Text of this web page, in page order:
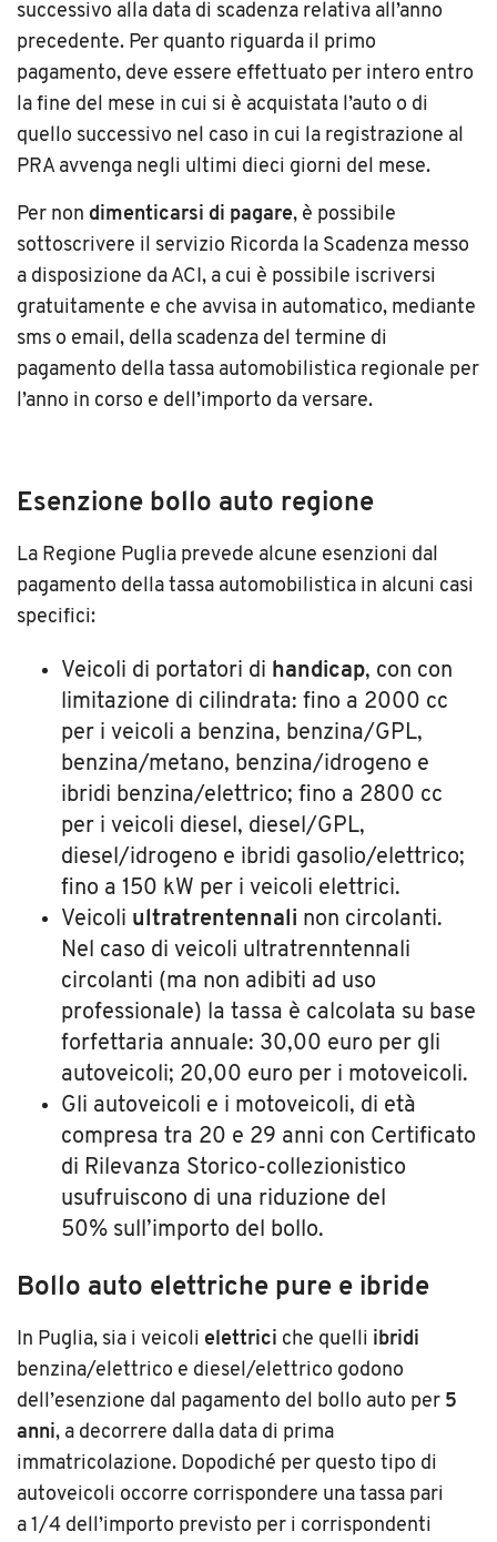
successivo alla data di scadenza relativa all’anno
precedente. Per quanto riguarda il primo
pagamento, deve essere effettuato per intero entro
la fine del mese in cui si è acquistata l’auto o di
quello successivo nel caso in cui la registrazione al
PRA avvenga negli ultimi dieci giorni del mese.
Per non dimenticarsi di pagare, è possibile
sottoscrivere il servizio Ricorda la Scadenza messo
a disposizione da ACI, a cui è possibile iscriversi
gratuitamente e che avvisa in automatico, mediante
sms o email, della scadenza del termine di
pagamento della tassa automobilistica regionale per
l’anno in corso e dell’importo da versare.
Esenzione bollo auto regione
La Regione Puglia prevede alcune esenzioni dal
pagamento della tassa automobilistica in alcuni casi
specifici:
Veicoli di portatori di handicap, con con
limitazione di cilindrata: fino a 2000 cc
per i veicoli a benzina, benzina/GPL,
benzina/metano, benzina/idrogeno e
ibridi benzina/elettrico; fino a 2800 cc
per i veicoli diesel, diesel/GPL,
diesel/idrogeno e ibridi gasolio/elettrico;
fino a 150 kW per i veicoli elettrici.
Veicoli ultratrentennali non circolanti.
Nel caso di veicoli ultratrenntennali
circolanti (ma non adibiti ad uso
professionale) la tassa è calcolata su base
forfettaria annuale: 30,00 euro per gli
autoveicoli; 20,00 euro per i motoveicoli.
Gli autoveicoli e i motoveicoli, di età
compresa tra 20 e 29 anni con Certificato
di Rilevanza Storico-collezionistico
usufruiscono di una riduzione del
50% sull’importo del bollo.
Bollo auto elettriche pure e ibride
In Puglia, sia i veicoli elettrici che quelli ibridi
benzina/elettrico e diesel/elettrico godono
dell’esenzione dal pagamento del bollo auto per 5
anni, a decorrere dalla data di prima
immatricolazione. Dopodiché per questo tipo di
autoveicoli occorre corrispondere una tassa pari
a 1/4 dell’importo previsto per i corrispondenti